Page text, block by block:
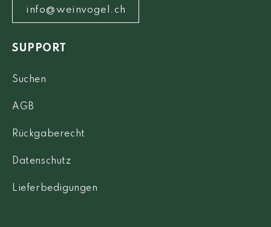
info@weinvogel.ch
SUPPORT
Suchen
AGB
Rückgaberecht
Datenschutz
Lieferbedigungen